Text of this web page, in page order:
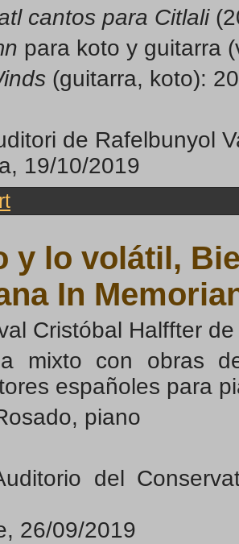
cantos para Citlali
para koto y guitarra
(guitarra, koto):
de Rafelbunyol
19/10/2019
y lo volátil,
In
Cristóbal Halffter
mixto con obras
españoles para
piano
del
26/09/2019